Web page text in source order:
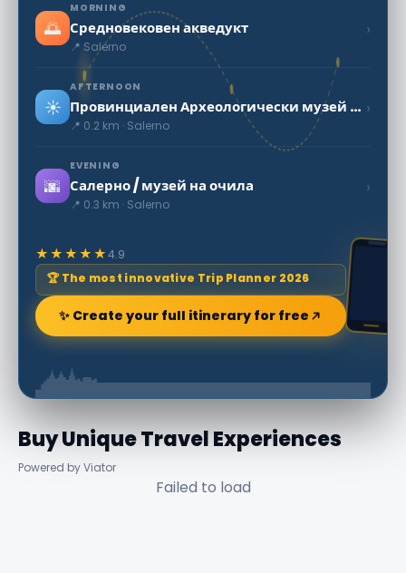
🌅
MORNING
Средновековен акведукт
📍 Salerno
›
☀️
AFTERNOON
Провинциален Археологически музей Салерно
📍 0.2 km · Salerno
›
🌆
EVENING
Салерно / музей на очила
📍 0.3 km · Salerno
›
★★★★★4.9
🏆 The most innovative Trip Planner 2026
✨ Create your full itinerary for free
Buy Unique Travel Experiences
Powered by Viator
Failed to load